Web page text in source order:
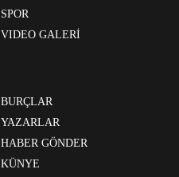
SPOR
VIDEO GALERİ
BURÇLAR
YAZARLAR
HABER GÖNDER
KÜNYE